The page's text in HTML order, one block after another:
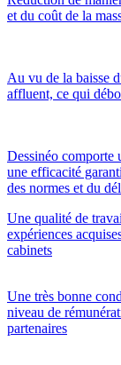
et du coût de la
Au vu de la baisse
affluent, ce qui
Dessinéo comporte
une efficacité
des normes et du
Une qualité de
expériences
cabinets
Une très bonne
niveau de
partenaires